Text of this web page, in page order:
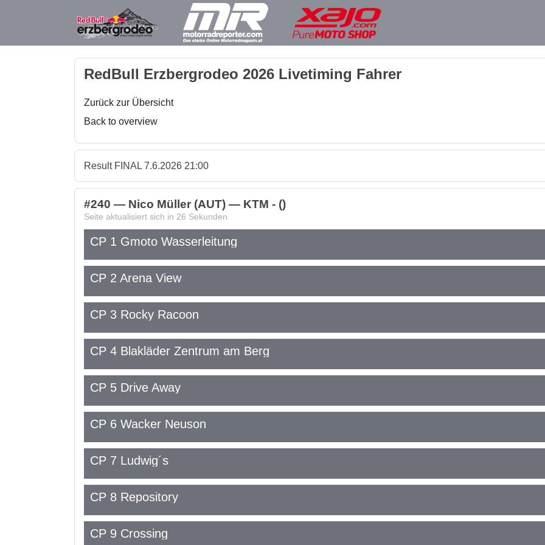
RedBull Erzbergrodeo 2026 Livetiming Fahrer
Zurück zur Übersicht
Back to overview
Result FINAL 7.6.2026 21:00
#240 — Nico Müller (AUT) — KTM - ()
Seite aktualisiert sich in 26 Sekunden
CP 1 Gmoto Wasserleitung
CP 2 Arena View
CP 3 Rocky Racoon
CP 4 Blakläder Zentrum am Berg
CP 5 Drive Away
CP 6 Wacker Neuson
CP 7 Ludwig´s
CP 8 Repository
CP 9 Crossing